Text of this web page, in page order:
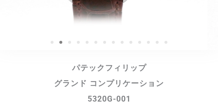
パテックフィリップ
グランド コンプリケーション
5320G-001